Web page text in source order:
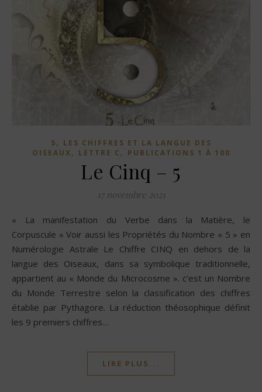
5, LES CHIFFRES ET LA LANGUE DES
OISEAUX, LETTRE C , PUBLICATIONS 1 À 100
Le Cinq – 5
17 novembre 2021
« La manifestation du Verbe dans la Matière, le
Corpuscule » Voir aussi les Propriétés du Nombre « 5 » en
Numérologie Astrale Le Chiffre CINQ en dehors de la
langue des Oiseaux, dans sa symbolique traditionnelle,
appartient au « Monde du Microcosme ». c’est un Nombre
du Monde Terrestre selon la classification des chiffres
établie par Pythagore. La réduction théosophique définit
les 9 premiers chiffres…
LIRE PLUS...